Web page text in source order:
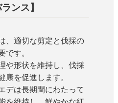
ンス】
、適切な剪定と伐採の
す。
や形状を維持し、伐採
康を促進します。
デは長期間にわたって